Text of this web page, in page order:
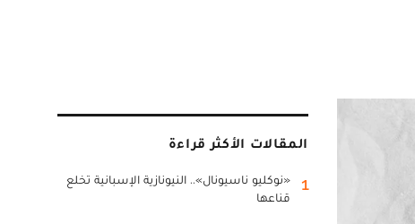
المقالات الأكثر قراءة
1
«نوكليو ناسيونال».. النيونازية الإسبانية تخلع
قناعها